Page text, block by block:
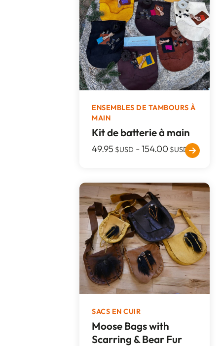
ENSEMBLES DE TAMBOURS À
MAIN
Kit de batterie à main
49.95 $USD -154.00 $USD
SACS EN CUIR
Moose Bags with
Scarring & Bear Fur